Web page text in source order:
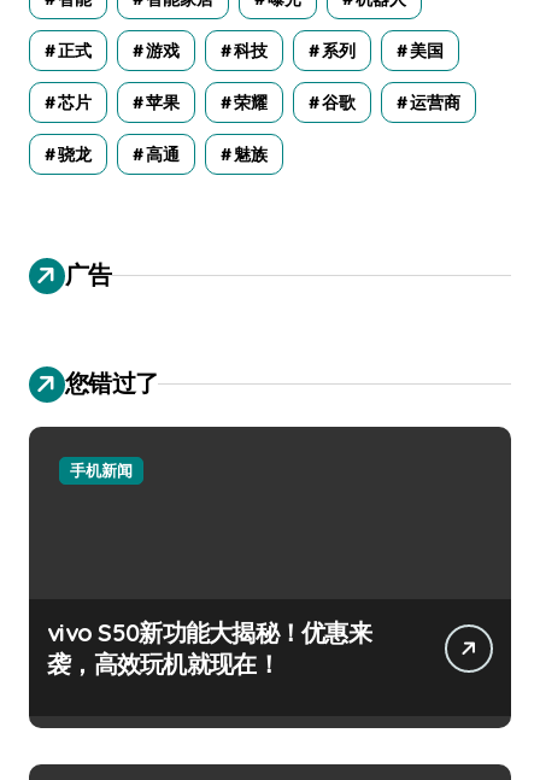
正式 游戏 科技 系列 美国
芯片 苹果 荣耀 谷歌 运营商
骁龙 高通 魅族
广告
您错过了
手机新闻
vivo S50新功能大揭秘！优惠来
袭，高效玩机就现在！